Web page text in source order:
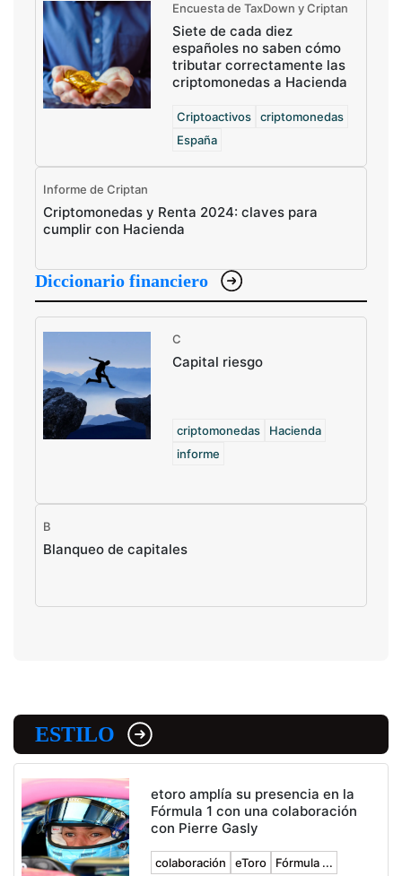
Encuesta de TaxDown y Criptan
Siete de cada diez
españoles no saben cómo
tributar correctamente las
criptomonedas a Hacienda
Criptoactivos
criptomonedas
España
Informe de Criptan
Criptomonedas y Renta 2024: claves para
cumplir con Hacienda
Diccionario financiero
C
Capital riesgo
criptomonedas
Hacienda
informe
B
Blanqueo de capitales
ESTILO
etoro amplía su presencia en la
Fórmula 1 con una colaboración
con Pierre Gasly
colaboración eToro Fórmula ...